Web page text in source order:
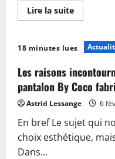
Lire la suiteEn
savoir
Pantalon
Lacomy
femme
:
l’alliance
parfaite
du
confort
et
du
style
en
18 minutes lues
Les raisons
pantalon By Coco
Astrid Lessange 6
En bref Le sujet qui
choix esthétique,
Dans...